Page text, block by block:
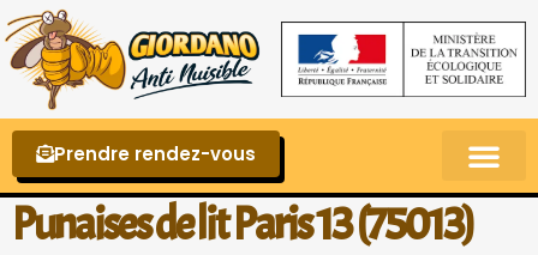
Prendre rendez-vous
Punaises de lit Paris 13 (75013)